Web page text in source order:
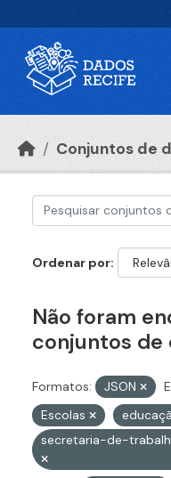
Conjuntos de
Ordenar por
Não foram
conjuntos de
Formatos: JSON
Escolas
secretaria-de-